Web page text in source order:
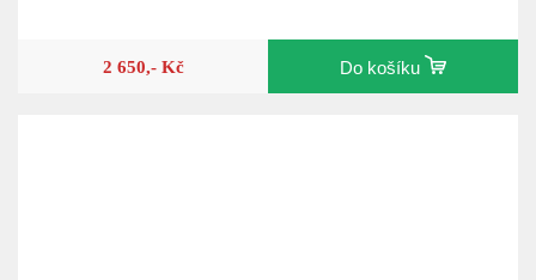
2 650,- Kč Do košíku